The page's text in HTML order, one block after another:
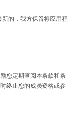
的，我方保留将应用程
您定期查阅本条款和条
终止您的成员资格或参